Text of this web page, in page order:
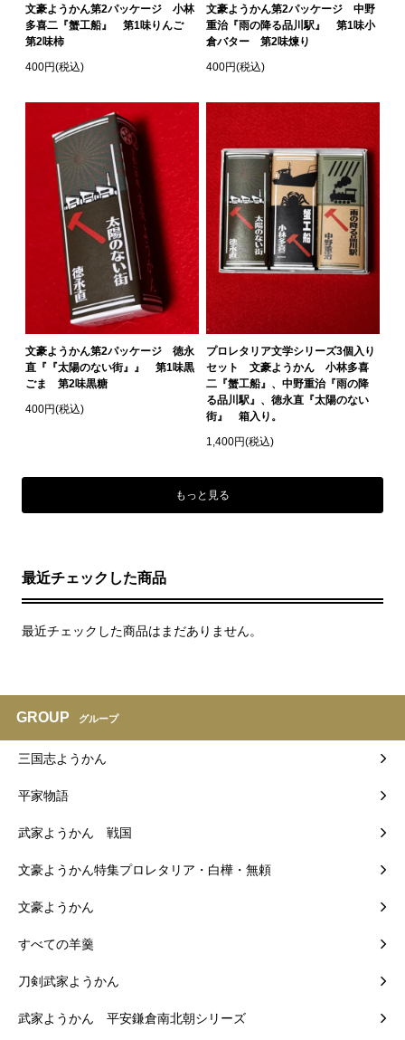
文豪ようかん第2パッケージ 小林
多喜二『蟹工船』 第1味りんご
第2味柿
400円(税込)
文豪ようかん第2パッケージ 中野
重治『雨の降る品川駅』 第1味小
倉バター 第2味煉り
400円(税込)
文豪ようかん第2パッケージ 徳永
直『『太陽のない街』』 第1味黒
ごま 第2味黒糖
400円(税込)
プロレタリア文学シリーズ3個入り
セット 文豪ようかん 小林多喜
二『蟹工船』、中野重治『雨の降
る品川駅』、徳永直『太陽のない
街』 箱入り。
1,400円(税込)
もっと見る
最近チェックした商品
最近チェックした商品はまだありません。
GROUP グループ
三国志ようかん
平家物語
武家ようかん 戦国
文豪ようかん特集プロレタリア・白樺・無頼
文豪ようかん
すべての羊羹
刀剣武家ようかん
武家ようかん 平安鎌倉南北朝シリーズ